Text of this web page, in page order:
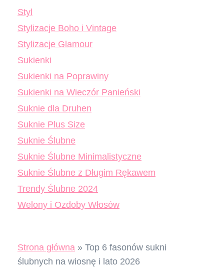
Styl
Stylizacje Boho i Vintage
Stylizacje Glamour
Sukienki
Sukienki na Poprawiny
Sukienki na Wieczór Panieński
Suknie dla Druhen
Suknie Plus Size
Suknie Ślubne
Suknie Ślubne Minimalistyczne
Suknie Ślubne z Długim Rękawem
Trendy Ślubne 2024
Welony i Ozdoby Włosów
Strona główna » Top 6 fasonów sukni
ślubnych na wiosnę i lato 2026